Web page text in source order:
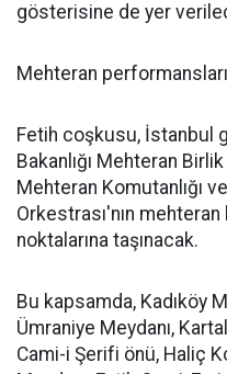
gösterisine de yer
Mehteran
Fetih coşkusu, İstanbul
Bakanlığı Mehteran
Mehteran Komutanlığı
Orkestrası'nın
noktalarına taşınacak.
Bu kapsamda, Kadıköy
Ümraniye Meydanı,
Cami-i Şerifi önü, Haliç